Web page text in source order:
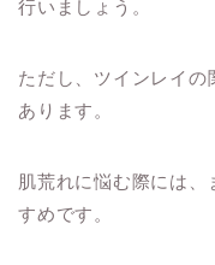
行いましょう。
ただし、ツインレイの
あります。
肌荒れに悩む際には
すめです。